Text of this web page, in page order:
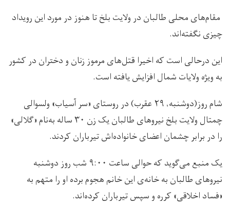
مقام‌های محلی طالبان در ولایت بلخ تا هنوز در مورد این رویداد
چیزی نگفته‌اند.
این درحالی است که اخیرا قتل‌های مرموز زنان و دختران در کشور
به ویژه ولایات شمال افزایش یافته است.
شام روز(دوشنبه، ۲۹ عقرب) در روستای «سر آسیاب» ولسوالی
چمتال ولایت بلخ نیروهای طالبان یک زن ۳۰ ساله به‌نام «گلالی»
را در برابر چشمان اعضای خانواده‌اش تیرباران کردند.
یک منبع می‌گوید که حوالی ساعت ۹:۰۰ شب روز دوشنبه
نیروهای طالبان به خانه‌ی این خانم هجوم برده او را متهم به
«فساد اخلاقی» کرره و سپس تیرباران کرده‌اند.